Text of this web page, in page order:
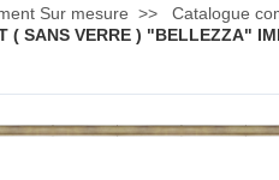
Sur mesure
Catalogue
( SANS VERRE ) "BELLEZZA"